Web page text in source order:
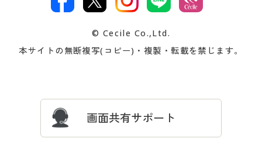
著作権・商標について 会社案内
プレゼント＆キャンペーン サイトマップ
交換・返品は お支払は
ついて
忘れの場合
© Cecile Co.,Ltd.
本サイトの無断複写(コピー)・複製・転載を禁じます。
画面共有サポート